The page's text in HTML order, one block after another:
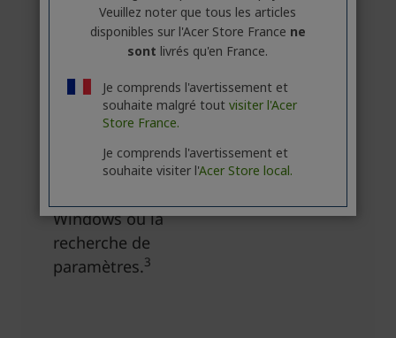
Veuillez noter que tous les articles
disponibles sur l'Acer Store France ne
sont livrés qu'en France.
Je comprends l'avertissement et
souhaite malgré tout visiter l'Acer
Store France.
Je comprends l'avertissement et
souhaite visiter l'Acer Store local.